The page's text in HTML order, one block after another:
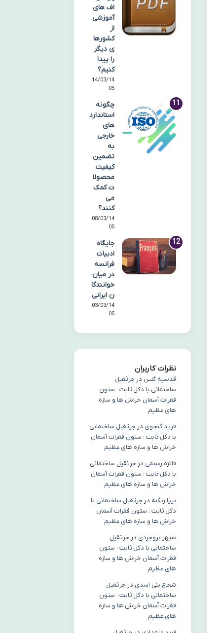
اف های
آموزشی
از
کشورها
ی دیگر
را پیدا
کنیم؟
14/03/14
05
چگونه
استاندارد
های
خارجی
به
تضمین
کیفیت
محصولا
ت کمک
می
کنند؟
08/03/14
05
جایگاه
ادبیات
فرانسه
در میان
خوانندگا
ن ایرانی
03/03/14
05
نظرات کاربران
قدسیه گلبن در جرثقیل
ساختمانی با دکل ثابت : ستون
فقرات آسمان خراش ها و سازه
های عظیم
فرید گنجوی در جرثقیل ساختمانی
با دکل ثابت : ستون فقرات آسمان
خراش ها و سازه های عظیم
فائزه رستمی در جرثقیل ساختمانی
با دکل ثابت : ستون فقرات آسمان
خراش ها و سازه های عظیم
پریا زنگنه در جرثقیل ساختمانی با
دکل ثابت : ستون فقرات آسمان
خراش ها و سازه های عظیم
سپهر بروجردی در جرثقیل
ساختمانی با دکل ثابت : ستون
فقرات آسمان خراش ها و سازه
های عظیم
شجاع بنی اسدی در جرثقیل
ساختمانی با دکل ثابت : ستون
فقرات آسمان خراش ها و سازه
های عظیم